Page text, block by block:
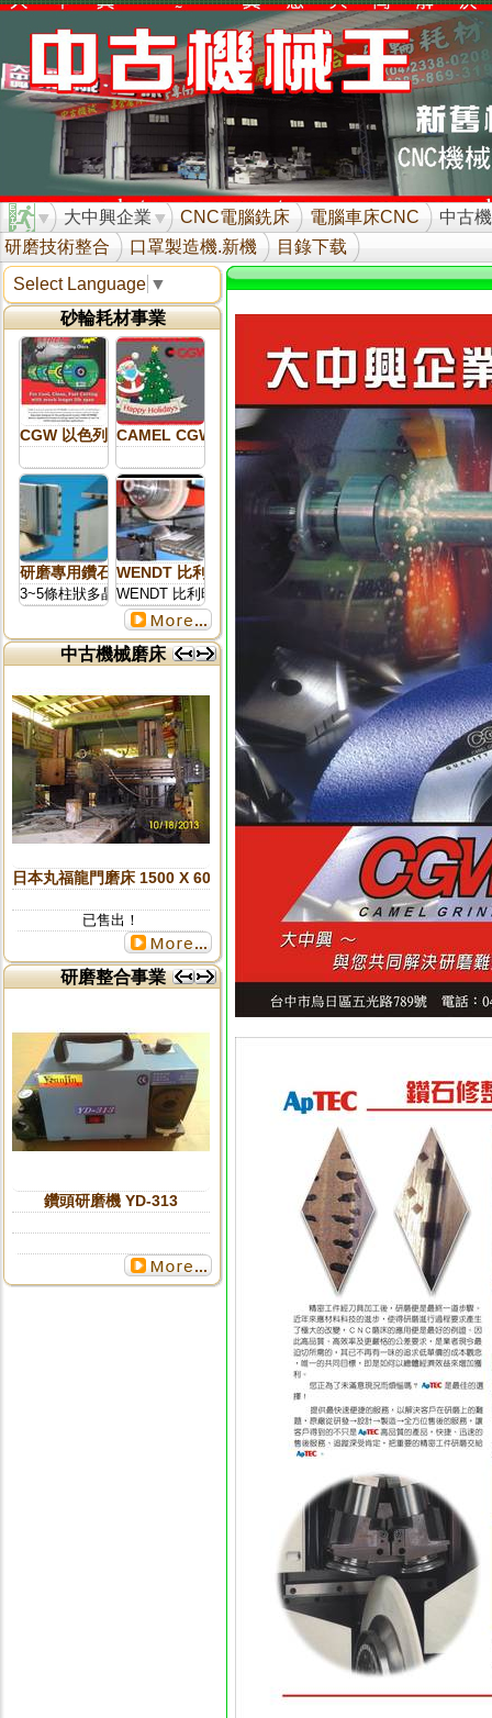
大中興企業 CNC電腦銑床 電腦車床CNC
中古
研磨技術整合
口罩製造機.新機
目錄下载
Select Language ▼
砂輪耗材事業
CGW 以色列砂輪 新品介紹CAMEL CGW 以色列砂輪 介紹
研磨專用鑽石刀柱板修刀(多晶鑽石支撐架)
3~5條柱狀多晶鑽石修刀
WENDT 比利時鑽石.世界最強供應國.跨國際集團事業
WENDT 比利時鑽石.世界最強供應國.跨國際集團事業 研磨
更多...
中古機械磨床
日本丸福龍門磨床 1500 X 6000
已售出！
更多...
研磨整合事業
鑽頭研磨機 YD-313